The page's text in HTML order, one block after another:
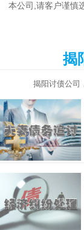
本公司,请客户谨慎
揭
揭阳讨债公司